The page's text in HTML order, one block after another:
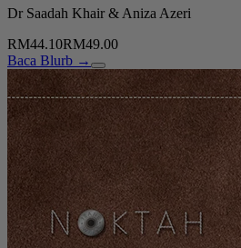
Dr Saadah Khair & Aniza Azeri
RM44.10RM49.00
Baca Blurb →